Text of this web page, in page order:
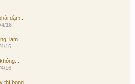
dặm...
4/16
làm...
16
16
thì bong...